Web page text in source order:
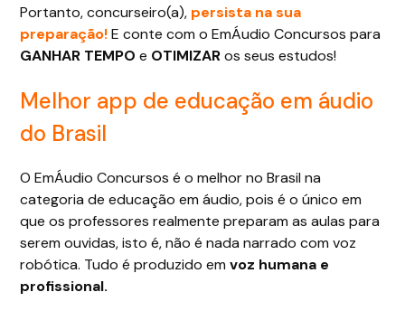
Portanto, concurseiro(a), persista na sua
preparação!E conte com o EmÁudio Concursos para
GANHAR TEMPO e OTIMIZARos seus estudos!
Melhor app de educação em áudio
do Brasil
O EmÁudio Concursos é o melhor no Brasil na
categoria de educação em áudio, pois é o único em
que os professores realmente preparam as aulas para
serem ouvidas, isto é, não é nada narrado com voz
robótica. Tudo é produzido emvoz humana e
profissional.